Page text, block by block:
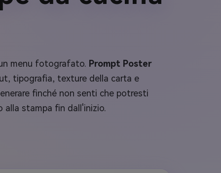
menu fotografato. Prompt Poster
tipografia, texture della carta e
finché non senti che potresti
alla stampa fin dall'inizio.